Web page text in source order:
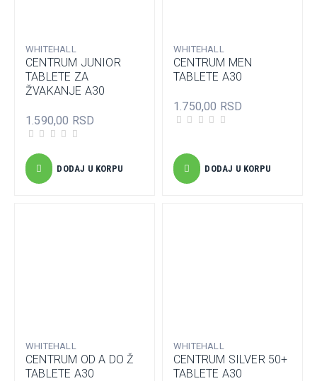
WHITEHALL
CENTRUM JUNIOR
TABLETE ZA
ŽVAKANJE A30
1.590,00 RSD
DODAJ U KORPU
WHITEHALL
CENTRUM MEN
TABLETE A30
1.750,00 RSD
DODAJ U KORPU
WHITEHALL
CENTRUM OD A DO Ž
TABLETE A30
WHITEHALL
CENTRUM SILVER 50+
TABLETE A30